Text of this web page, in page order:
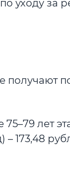
уходу
получают
лет
– 173,48